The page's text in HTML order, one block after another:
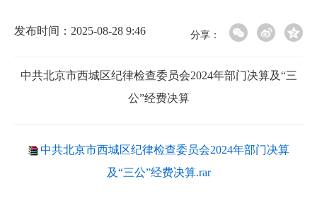
发布时间：2025-08-28 9:46 分享：
中共北京市西城区纪律检查委员会2024年部门决算及“三
公”经费决算
中共北京市西城区纪律检查委员会2024年部门决算
及“三公”经费决算.rar